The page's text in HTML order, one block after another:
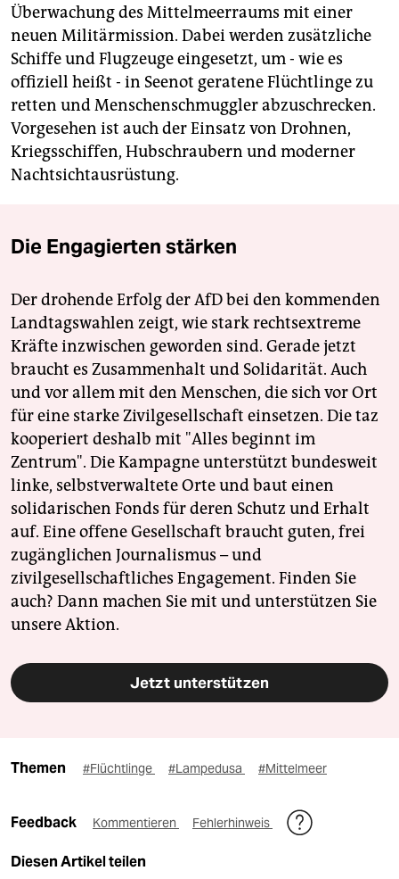
Überwachung des Mittelmeerraums mit einer
neuen Militärmission. Dabei werden zusätzliche
Schiffe und Flugzeuge eingesetzt, um - wie es
offiziell heißt - in Seenot geratene Flüchtlinge zu
retten und Menschenschmuggler abzuschrecken.
Vorgesehen ist auch der Einsatz von Drohnen,
Kriegsschiffen, Hubschraubern und moderner
Nachtsichtausrüstung.
Die Engagierten stärken
Der drohende Erfolg der AfD bei den kommenden
Landtagswahlen zeigt, wie stark rechtsextreme
Kräfte inzwischen geworden sind. Gerade jetzt
braucht es Zusammenhalt und Solidarität. Auch
und vor allem mit den Menschen, die sich vor Ort
für eine starke Zivilgesellschaft einsetzen. Die taz
kooperiert deshalb mit "Alles beginnt im
Zentrum". Die Kampagne unterstützt bundesweit
linke, selbstverwaltete Orte und baut einen
solidarischen Fonds für deren Schutz und Erhalt
auf. Eine offene Gesellschaft braucht guten, frei
zugänglichen Journalismus – und
zivilgesellschaftliches Engagement. Finden Sie
auch? Dann machen Sie mit und unterstützen Sie
unsere Aktion.
Jetzt unterstützen
Themen #Flüchtlinge #Lampedusa #Mittelmeer
Feedback Kommentieren Fehlerhinweis
Diesen Artikel teilen